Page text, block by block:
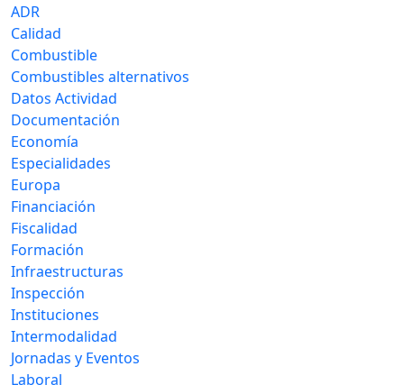
ADR
Calidad
Combustible
Combustibles alternativos
Datos Actividad
Documentación
Economía
Especialidades
Europa
Financiación
Fiscalidad
Formación
Infraestructuras
Inspección
Instituciones
Intermodalidad
Jornadas y Eventos
Laboral